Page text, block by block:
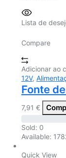
Lista de
Compare
Adicionar ao
12V,
Fonte
7,91 €
Sold: 0
Available:
Quick View